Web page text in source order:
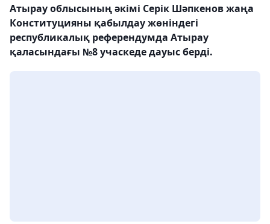
Атырау облысының әкімі Серік Шәпкенов жаңа
Конституцияны қабылдау жөніндегі
республикалық референдумда Атырау
қаласындағы №8 учаскеде дауыс берді.